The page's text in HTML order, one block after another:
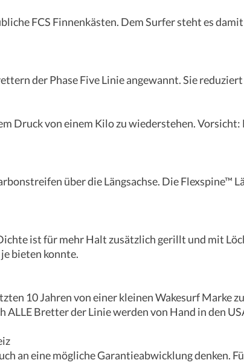
FCS Finnenkästen. Dem Surfer steht es
der Phase Five Linie angewannt. Sie
Druck von einem Kilo zu wiederstehen.
über die Längsachse. Die Flexspine™
ist für mehr Halt zusätzlich gerillt und mit
bieten konnte.
10 Jahren von einer kleinen Wakesurf Marke
Bretter der Linie werden von Hand in den
an eine mögliche Garantieabwicklung denken.